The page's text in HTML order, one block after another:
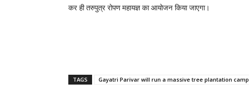
कर ही तरुपुत्र रोपण महायज्ञ का आयोजन किया जाएगा।
TAGS Gayatri Parivar will run a massive tree plantation